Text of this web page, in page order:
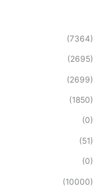
(7364)
(2695)
(2699)
(1850)
(0)
(51)
(0)
(10000)